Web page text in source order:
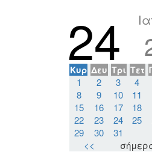
24
Κυρ Δευ Τρι Τετ
1 2 3 4
8
9 10 11
15
16 17 18
22
23 24 25
29
30
31
<<